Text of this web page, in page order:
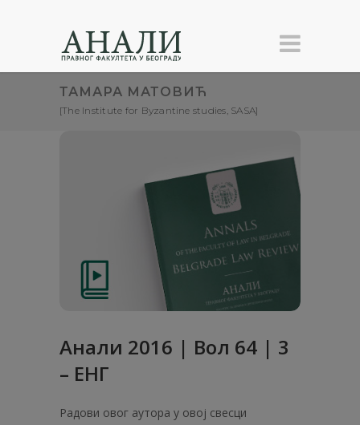
ТАМАРА МАТОВИЋ
[The Institute for Byzantine studies, SASA]
Анали 2016 | Вол 64 | 3
– ЕНГ
Радови овог аутора у овој свесци